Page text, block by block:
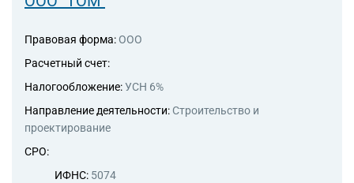
Правовая форма: ООО
Расчетный счет:
Налогообложение:УСН 6%
Направление деятельности: Строительство и
проектирование
СРО:
ИФНС: 5074